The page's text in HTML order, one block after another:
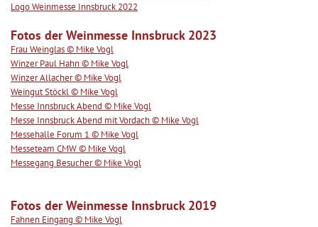
Logo Weinmesse Innsbruck 2022
Fotos der Weinmesse Innsbruck 2023
Frau Weinglas © Mike Vogl
Winzer Paul Hahn © Mike Vogl
Winzer Allacher © Mike Vogl
Weingut Stöckl © Mike Vogl
Messe Innsbruck Abend © Mike Vogl
Messe Innsbruck Abend mit Vordach © Mike Vogl
Messehalle Forum 1 © Mike Vogl
Messeteam CMW © Mike Vogl
Messegang Besucher © Mike Vogl
Fotos der Weinmesse Innsbruck 2019
Fahnen Eingang © Mike Vogl